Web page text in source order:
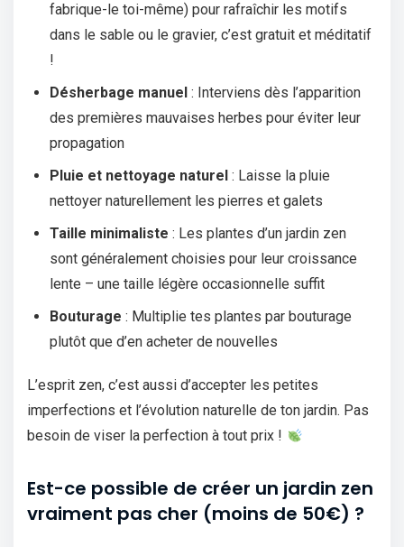
fabrique-le toi-même) pour rafraîchir les motifs
dans le sable ou le gravier, c’est gratuit et méditatif
!
Désherbage manuel : Interviens dès l’apparition
des premières mauvaises herbes pour éviter leur
propagation
Pluie et nettoyage naturel : Laisse la pluie
nettoyer naturellement les pierres et galets
Taille minimaliste : Les plantes d’un jardin zen
sont généralement choisies pour leur croissance
lente – une taille légère occasionnelle suffit
Bouturage : Multiplie tes plantes par bouturage
plutôt que d’en acheter de nouvelles
L’esprit zen, c’est aussi d’accepter les petites
imperfections et l’évolution naturelle de ton jardin. Pas
besoin de viser la perfection à tout prix !
Est-ce possible de créer un jardin zen
vraiment pas cher (moins de 50€) ?